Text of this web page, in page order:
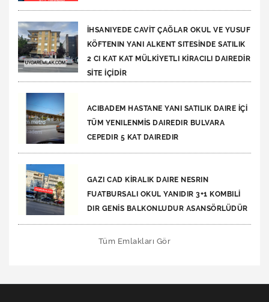
İHSANIYEDE CAVİT ÇAĞLAR OKUL VE YUSUF
KÖFTENIN YANI ALKENT SITESİNDE SATILIK
2 CI KAT KAT MÜLKİYETLI KİRACILI DAIREDİR
SİTE İÇİDİR
ACIBADEM HASTANE YANI SATILIK DAIRE İÇİ
TÜM YENILENMİS DAIREDIR BULVARA
CEPEDIR 5 KAT DAIREDIR
GAZI CAD KİRALIK DAIRE NESRIN
FUATBURSALI OKUL YANIDIR 3+1 KOMBILİ
DIR GENİS BALKONLUDUR ASANSÖRLÜDÜR
Tüm Emlakları Gör